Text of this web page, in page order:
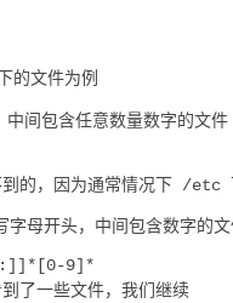
的文件为例
中间包含任意数量数字的文件
字母开头，中间包含数字的
9]*